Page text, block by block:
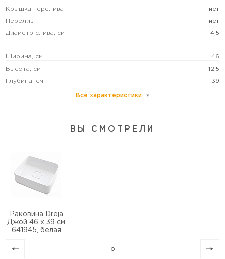
Крышка перелива нет
Перелив нет
Диаметр слива, см 4,5
Ширина, см 46
Высота, см 12,5
Глубина, см 39
Тип установки
Все характеристики
ВЫ СМОТРЕЛИ
Раковина Dreja
Джой 46 x 39 см
641945, белая